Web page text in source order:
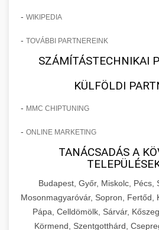
- WIKIPEDIA
- TOVÁBBI PARTNEREINK
SZÁMÍTÁSTECHNIKAI
KÜLFÖLDI
- MMC CHIPTUNING
- ONLINE MARKETING
TANÁCSADÁS A
Budapest, Győr, Miskolc, Pécs,
Mosonmagyaróvár, Sopron, Fertőd,
Pápa, Celldömölk, Sárvár,
Körmend, Szentgotthárd,